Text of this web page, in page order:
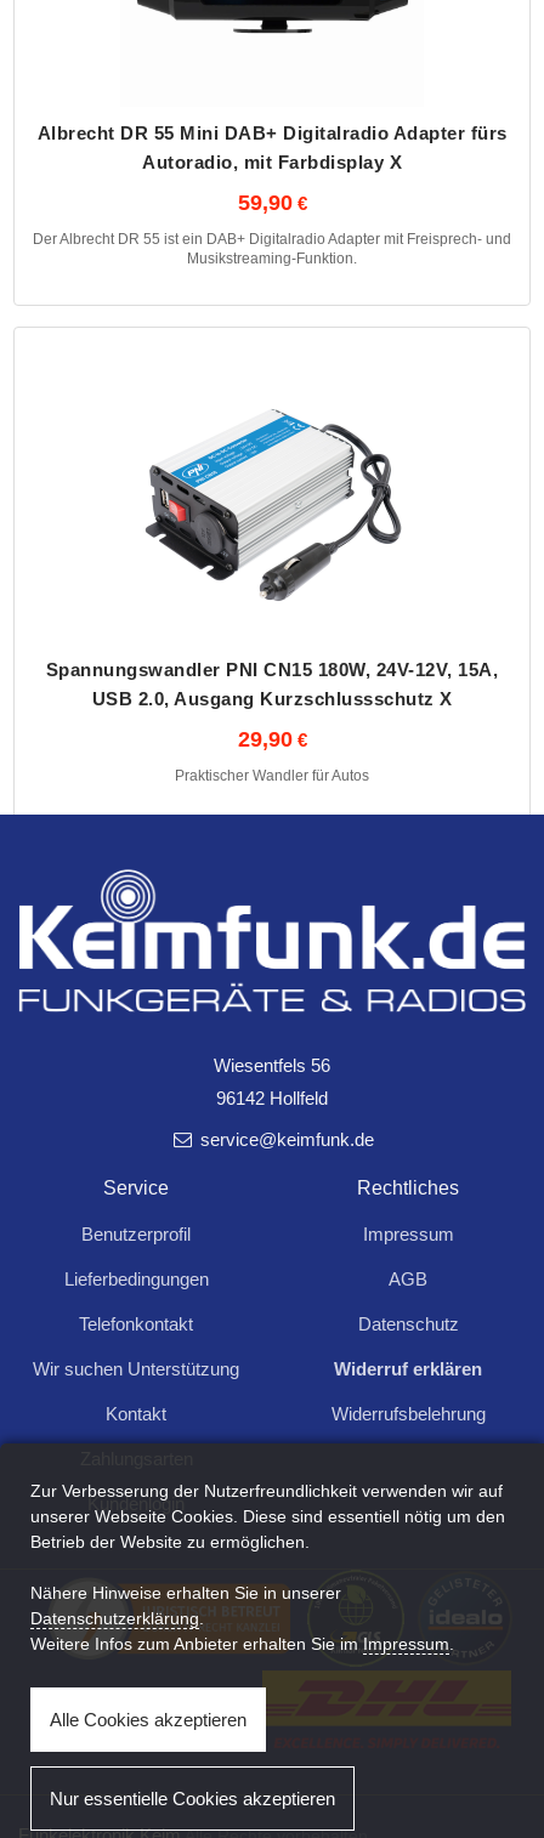
Albrecht DR 55 Mini DAB+ Digitalradio Adapter fürs
Autoradio, mit Farbdisplay X
59,90
Der Albrecht DR 55 ist ein DAB+ Digitalradio Adapter mit Freisprech- und
Musikstreaming-Funktion.
Spannungswandler PNI CN15 180W, 24V-12V, 15A,
USB 2.0, Ausgang Kurzschlussschutz X
29,90
Praktischer Wandler für Autos
PNI SP2024 24V Spannungswandler Netzteil 230V
Spannungswandler PNI SP2024 24V Netzteil 230V Ausgang 2000W reine
Für Anfragen und Rückfragen schreiben Sie
uns:
Wiesentfels 56
96142 Hollfeld
service@keimfunk.de
Service
Benutzerprofil
Lieferbedingungen
Telefonkontakt
Wir suchen Unterstützung
Kontakt
Kundenlogin
Rechtliches
Impressum
AGB
Datenschutz
Widerruf erklären
Widerrufsbelehrung
Zur Verbesserung der Nutzerfreundlichkeit verwenden wir auf
unserer Webseite Cookies. Diese sind essentiell nötig um den
Betrieb der Website zu ermöglichen.
Nähere Hinweise erhalten Sie in unserer
Datenschutzerklärung.
Weitere Infos zum Anbieter erhalten Sie imImpressum
Alle Cookies akzeptieren
Nur essentielle Cookies akzeptieren